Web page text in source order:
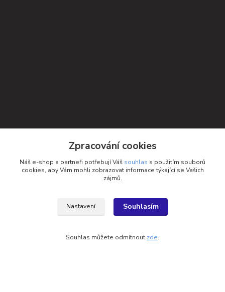
Zpracování cookies
Náš e-shop a partneři potřebují Váš souhlas s použitím souborů
cookies, aby Vám mohli zobrazovat informace týkající se Vašich
zájmů.
Nastavení Souhlasím
Souhlas můžete odmítnout zde.